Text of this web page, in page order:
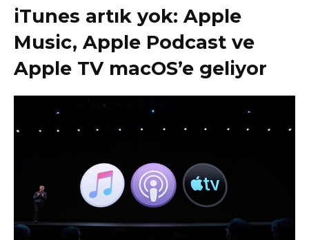
iTunes artık yok: Apple
Music, Apple Podcast ve
Apple TV macOS’e geliyor